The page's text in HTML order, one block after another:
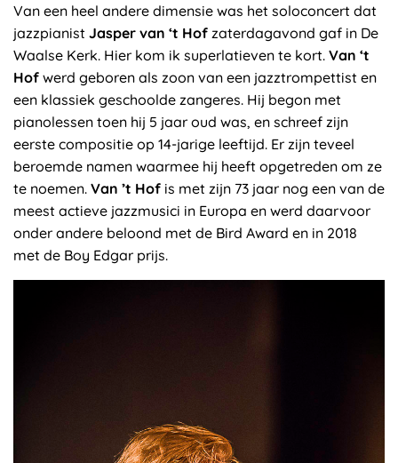
Van een heel andere dimensie was het soloconcert dat
jazzpianist Jasper van ‘t Hof zaterdagavond gaf in De
Waalse Kerk. Hier kom ik superlatieven te kort. Van ‘t
Hof werd geboren als zoon van een jazztrompettist en
een klassiek geschoolde zangeres. Hij begon met
pianolessen toen hij 5 jaar oud was, en schreef zijn
eerste compositie op 14-jarige leeftijd. Er zijn teveel
beroemde namen waarmee hij heeft opgetreden om ze
te noemen. Van ’t Hof is met zijn 73 jaar nog een van de
meest actieve jazzmusici in Europa en werd daarvoor
onder andere beloond met de Bird Award en in 2018
met de Boy Edgar prijs.